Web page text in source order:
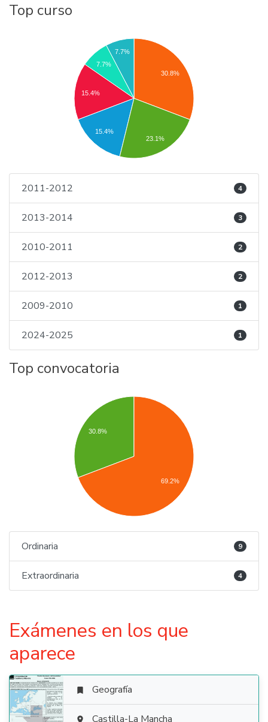
Top curso
30.8%
7.7%
7.7%
15.4%
15.4%
23.1%
2011-2012 4
2013-2014 3
2010-2011 2
2012-2013 2
2009-2010 1
2024-2025 1
Top convocatoria
30.8%
69.2%
Ordinaria 9
Extraordinaria 4
Exámenes en los que
aparece
 Geografía
 Castilla-La Mancha